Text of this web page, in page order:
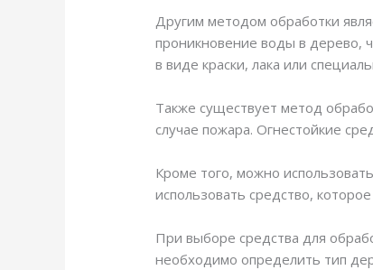
Другим методом обработки
проникновение воды в дерево,
в виде краски, лака или
Также существует метод
случае пожара. Огнестойкие
Кроме того, можно
использовать средство,
При выборе средства для
необходимо определить тип